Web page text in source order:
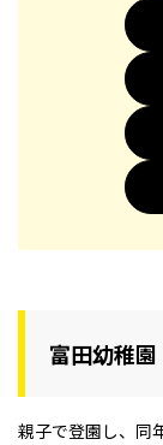
富田幼稚園
親子で登園し、同